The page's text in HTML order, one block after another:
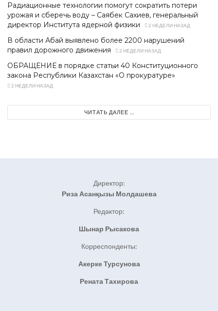
Радиационные технологии помогут сократить потери
урожая и сберечь воду – Саябек Сахиев, генеральный
директор Института ядерной физики
2 НЕДЕЛИ НАЗАД
В области Абай выявлено более 2200 нарушений
правил дорожного движения
2 НЕДЕЛИ НАЗАД
ОБРАЩЕНИЕ в порядке статьи 40 Конституционного
закона Республики Казахстан «О прокуратуре»
2 НЕДЕЛИ НАЗАД
ЧИТАТЬ ДАЛЕЕ ...
Директор:
Риза Асанқызы Молдашева
Редактор:
Шынар Рысакова
Корреспонденты:
Акерке Турсунова
Рената Тахирова